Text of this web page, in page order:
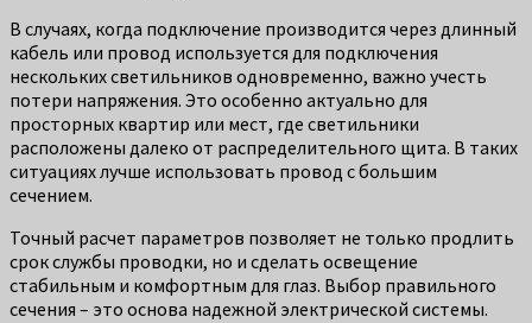
В случаях, когда подключение производится через длинный
кабель или провод используется для подключения
нескольких светильников одновременно, важно учесть
потери напряжения. Это особенно актуально для
просторных квартир или мест, где светильники
расположены далеко от распределительного щита. В таких
ситуациях лучше использовать провод с большим
сечением.
Точный расчет параметров позволяет не только продлить
срок службы проводки, но и сделать освещение
стабильным и комфортным для глаз. Выбор правильного
сечения – это основа надежной электрической системы.